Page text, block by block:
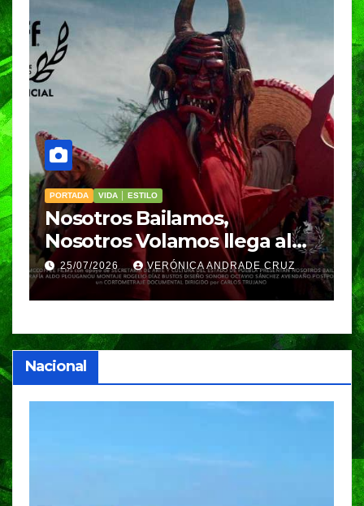
PORTADA VIDA │ ESTILO
Nosotros Bailamos,
Nosotros Volamos llega al
GIFF
25/07/2026 VERÓNICA ANDRADE CRUZ
Nacional